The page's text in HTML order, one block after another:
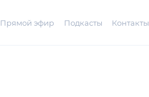
Прямой эфир Подкасты Контакты